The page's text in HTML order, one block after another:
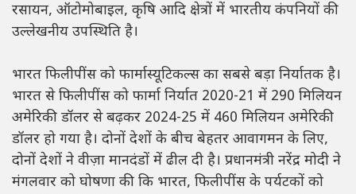
रसायन, ऑटोमोबाइल, कृषि आदि क्षेत्रों में भारतीय कंपनियों की
उल्लेखनीय उपस्थिति है।
भारत फिलीपींस को फार्मास्यूटिकल्स का सबसे बड़ा निर्यातक है।
भारत से फिलीपींस को फार्मा निर्यात 2020-21 में 290 मिलियन
अमेरिकी डॉलर से बढ़कर 2024-25 में 460 मिलियन अमेरिकी
डॉलर हो गया है। दोनों देशों के बीच बेहतर आवागमन के लिए,
दोनों देशों ने वीज़ा मानदंडों में ढील दी है। प्रधानमंत्री नरेंद्र मोदी ने
मंगलवार को घोषणा की कि भारत, फिलीपींस के पर्यटकों को